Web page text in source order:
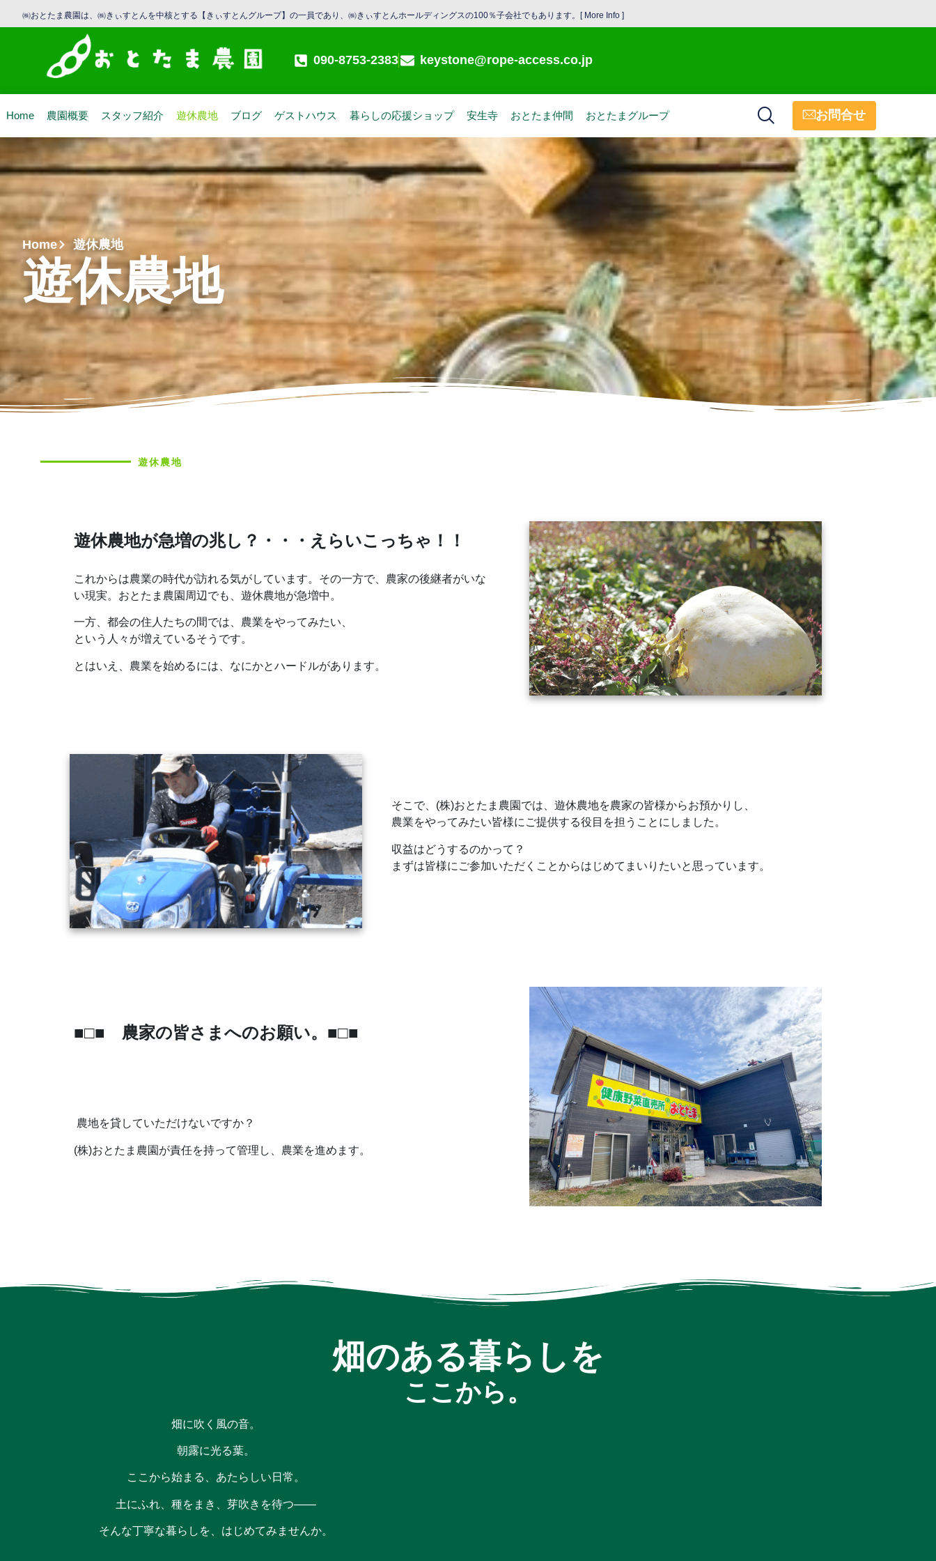
㈱おとたま農園は、㈱きぃすとんを中核とする【きぃすとんグループ】の一員であり、㈱きぃすとんホールディングスの100％子会社でもあります。[ More Info ]
090-8753-2383 keystone@rope-access.co.jp
Home 農園概要 スタッフ紹介 遊休農地 ブログ ゲストハウス 暮らしの応援ショップ 安生寺 おとたま仲間 おとたまグループ お問合せ
Home 遊休農地
遊休農地
遊休農地
遊休農地が急増の兆し？・・・えらいこっちゃ！！
これからは農業の時代が訪れる気がしています。その一方で、農家の後継者がいな
い現実。おとたま農園周辺でも、遊休農地が急増中。
一方、都会の住人たちの間では、農業をやってみたい、
という人々が増えているそうです。
とはいえ、農業を始めるには、なにかとハードルがあります。
そこで、(株)おとたま農園では、遊休農地を農家の皆様からお預かりし、
農業をやってみたい皆様にご提供する役目を担うことにしました。
収益はどうするのかって？
まずは皆様にご参加いただくことからはじめてまいりたいと思っています。
■□■ 農家の皆さまへのお願い。■□■
農地を貸していただけないですか？
(株)おとたま農園が責任を持って管理し、農業を進めます。
畑のある暮らしを
ここから。
畑に吹く風の音。
朝露に光る葉。
ここから始まる、あたらしい日常。
土にふれ、種をまき、芽吹きを待つ――
そんな丁寧な暮らしを、はじめてみませんか。